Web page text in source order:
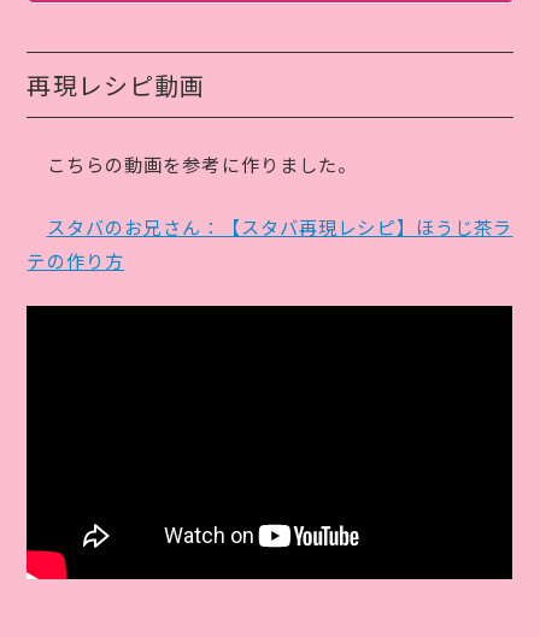
再現レシピ動画
こちらの動画を参考に作りました。
スタバのお兄さん：【スタバ再現レシピ】ほうじ茶ラ
テの作り方